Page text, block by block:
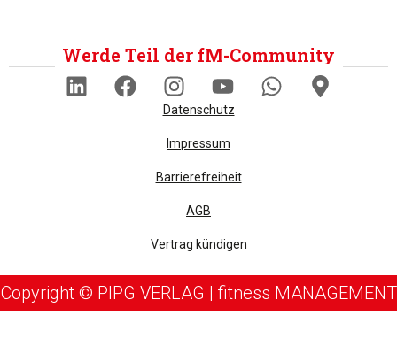
Werde Teil der fM-Community
Datenschutz
Impressum
Barrierefreiheit
AGB
Vertrag kündigen
Copyright © PIPG VERLAG | fitness MANAGEMENT